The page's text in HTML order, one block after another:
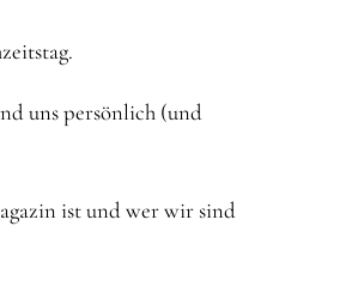
uns persönlich (und
ist und wer wir sind